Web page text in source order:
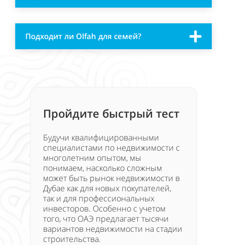
Подходит ли Olfah для семей?
Пройдите быстрый тест
Будучи квалифицированными
специалистами по недвижимости с
многолетним опытом, мы
понимаем, насколько сложным
может быть рынок недвижимости в
Дубае как для новых покупателей,
так и для профессиональных
инвесторов. Особенно с учетом
того, что ОАЭ предлагает тысячи
вариантов недвижимости на стадии
строительства.